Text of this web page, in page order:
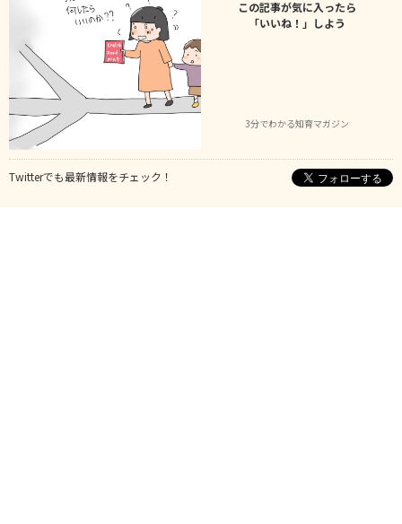
この記事が気に入ったら
「いいね！」しよう
3分でわかる知育マガジン
Twitterでも最新情報をチェック！